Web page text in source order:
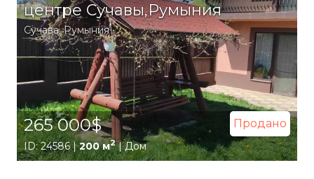
центре Сучавы,Румыния
Сучава,Румыния
265 000$ Продано
ID: 24586 |200 м2| Дом